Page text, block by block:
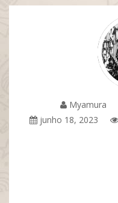
Myamura
junho 18, 2023